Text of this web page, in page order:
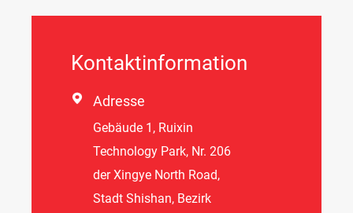
Kontaktinformation
 Adresse
Gebäude 1, Ruixin
Technology Park, Nr. 206
der Xingye North Road,
Stadt Shishan, Bezirk